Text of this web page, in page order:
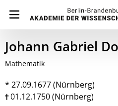
Johann Gabriel
Mathematik
* 27.09.1677 (Nürnberg)
01.12.1750 (Nürnberg)